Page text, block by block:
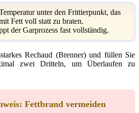
unter den Frittierpunkt, das
Fett voll statt zu braten.
der Garprozess fast vollständig.
Rechaud (Brenner) und füllen Sie
zwei Dritteln, um Überlaufen zu
Fettbrand vermeiden